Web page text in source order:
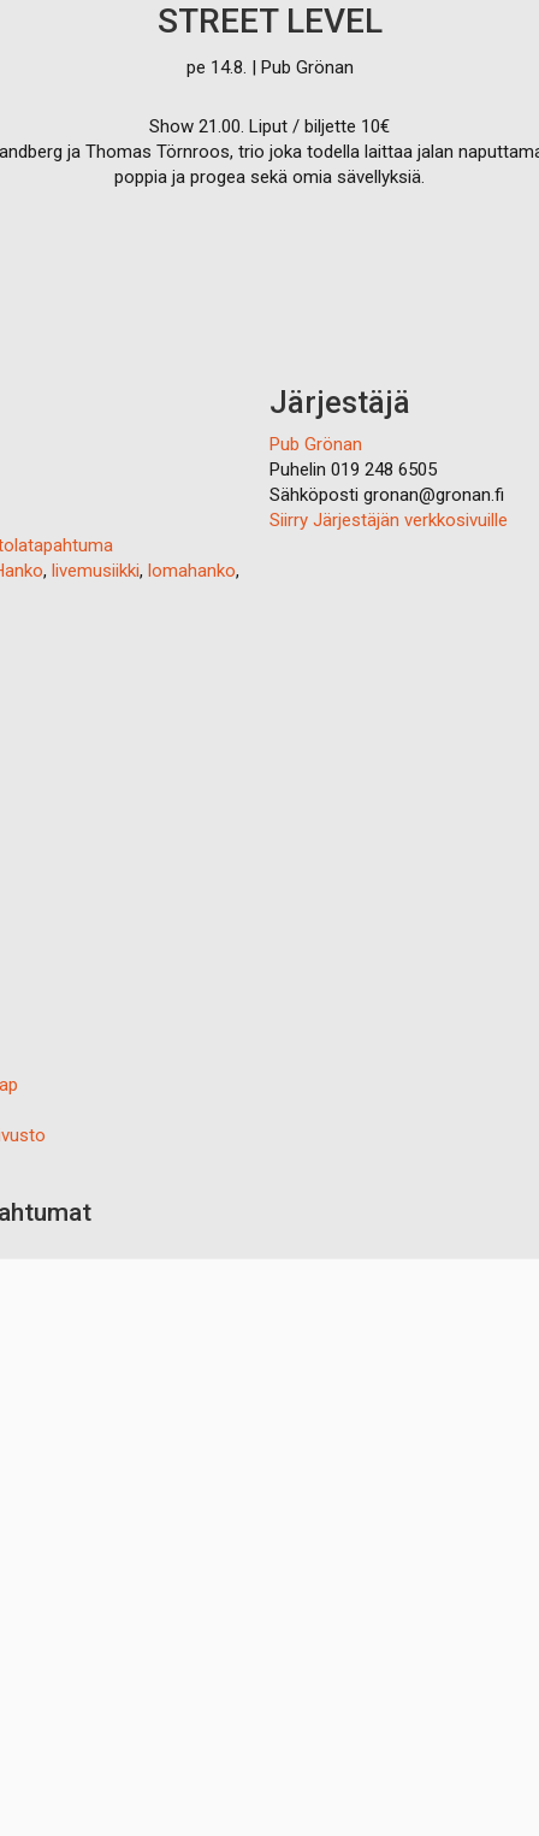
STREET LEVEL
pe 14.8. | Pub Grönan
Show 21.00. Liput / biljette 10€
ja Thomas Törnroos, trio joka todella laittaa jalan
poppia ja progea sekä omia sävellyksiä.
, livemusiikki, lomahanko,
Järjestäjä
Pub Grönan
Puhelin 019 248 6505
Sähköposti gronan@gronan.fi
Siirry Järjestäjän verkkosivuille